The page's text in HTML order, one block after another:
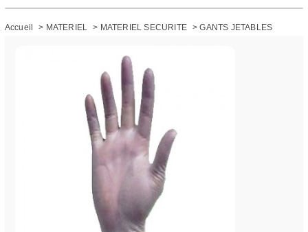
Accueil > MATERIEL > MATERIEL SECURITE > GANTS JETABLES